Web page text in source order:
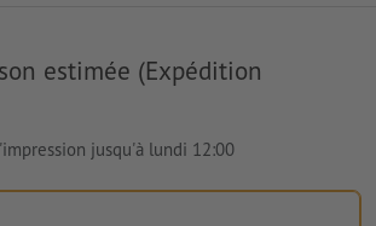
estimée (Expédition
jusqu'à lundi 12:00